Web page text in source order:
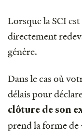
Lorsque la SCI
directement
génère.
Dans le cas où
délais pour
clôture de son
prend la forme de